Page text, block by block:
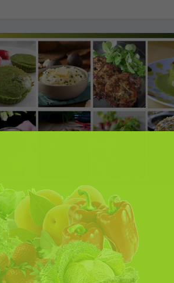
LES FANES ET ÉPLUCHURES DE VOS
LES !
les fanes des betteraves, des brocolis, du
carottes, du fenouil, du navet, des oignons
radis, …